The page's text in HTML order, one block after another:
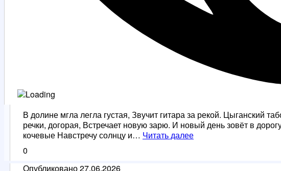
В долине мгла легла густая, Звучит гитара за рекой. Цыганский
речки, догорая, Встречает новую зарю. И новый день зовёт в
кочевые Навстречу солнцу и… Читать далееЦыгане
0
Опубликовано27.06.2026